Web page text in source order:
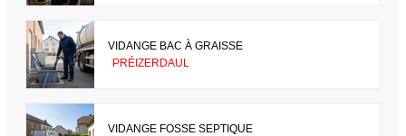
VIDANGE BAC À GRAISSE
PRÉIZERDAUL
VIDANGE FOSSE SEPTIQUE